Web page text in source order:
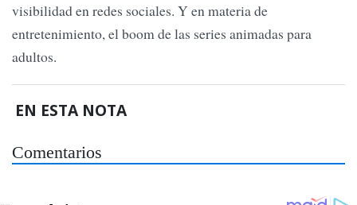
visibilidad en redes sociales. Y en materia de
entretenimiento, el boom de las series animadas para
adultos.
EN ESTA NOTA
Comentarios